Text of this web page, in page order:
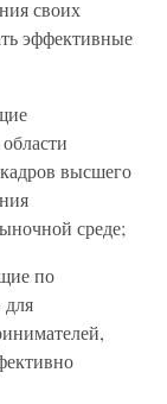
своих
эффективные
высшего
среде;
по